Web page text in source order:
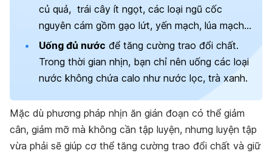
củ quả, trái cây ít ngọt, các loại ngũ cốc
nguyên cám gồm gạo lứt, yến mạch, lúa mạch…
Uống đủ nước để tăng cường trao đổi chất.
Trong thời gian nhịn, bạn chỉ nên uống các loại
nước không chứa calo như nước lọc, trà xanh.
Mặc dù phương pháp nhịn ăn gián đoạn có thể giảm
cân, giảm mỡ mà không cần tập luyện, nhưng luyện tập
vừa phải sẽ giúp cơ thể tăng cường trao đổi chất và giữ